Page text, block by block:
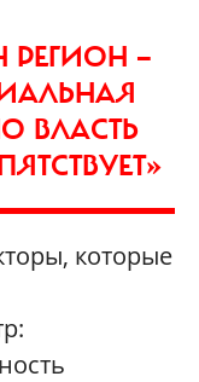
—
ВЛАСТЬ
которые